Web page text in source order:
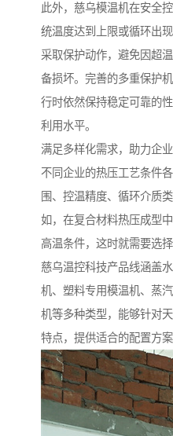
此外，慈乌模温机在安全
统温度达到上限或循环出
采取保护动作，避免因超
备损坏。完善的多重保护
行时依然保持稳定可靠的
利用水平。
满足多样化需求，助力企
不同企业的热压工艺条件
围、控温精度、循环介质
如，在复合材料热压成型
高温条件，这时就需要选
慈乌温控科技产品线涵盖
机、塑料专用模温机、蒸
机等多种类型，能够针对
特点，提供适合的配置方案